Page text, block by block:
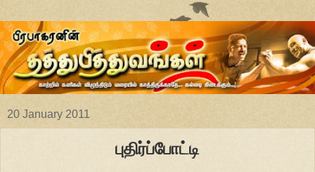
20 January 2011
புதிர்ப்போட்டி